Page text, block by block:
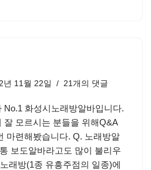
년 11월 22일 21개의 댓글
No.1 화성시노래방알바입니다.
잘 모르시는 분들을 위해Q&A
마련해봤습니다. Q. 노래방알
보도알바라고도 많이 불리우
래방(1종 유흥주점의 일종)에